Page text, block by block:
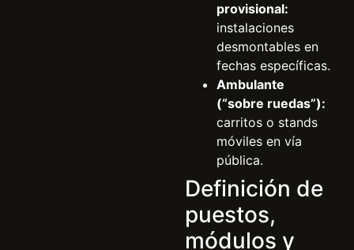
provisional:
instalaciones
desmontables en
fechas específicas.
Ambulante
(“sobre ruedas”):
carritos o stands
móviles en vía
pública.
Definición de
puestos,
módulos y